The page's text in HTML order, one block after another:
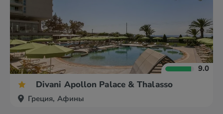
9.0
Divani Apollon Palace & Thalasso
Греция, Афины